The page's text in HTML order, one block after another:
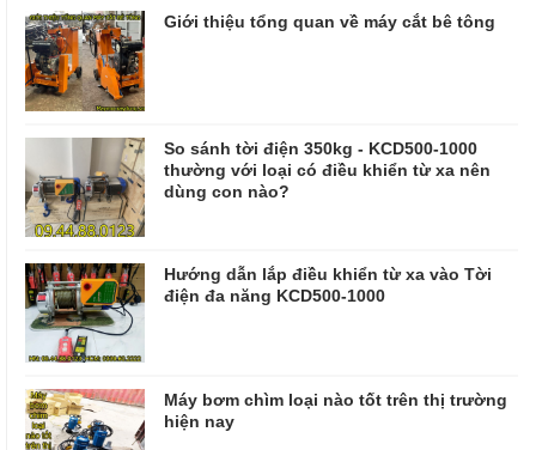
Giới thiệu tổng quan về máy cắt bê tông
So sánh tời điện 350kg - KCD500-1000
thường với loại có điều khiển từ xa nên
dùng con nào?
Hướng dẫn lắp điều khiển từ xa vào Tời
điện đa năng KCD500-1000
Máy bơm chìm loại nào tốt trên thị trường
hiện nay